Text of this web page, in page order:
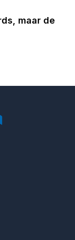
maar de